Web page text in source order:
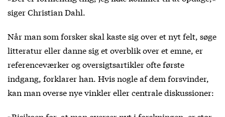
siger Christian Dahl.
Når man som forsker skal kaste sig over et nyt felt, søge
litteratur eller danne sig et overblik over et emne, er
referenceværker og oversigtsartikler ofte første
indgang, forklarer han. Hvis nogle af dem forsvinder,
kan man overse nye vinkler eller centrale diskussioner: